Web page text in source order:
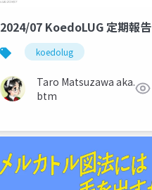
2024/07 KoedoLUG 定期報告
koedolug
Taro Matsuzawa aka.
btm